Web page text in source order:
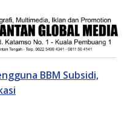
BBM Subsidi,